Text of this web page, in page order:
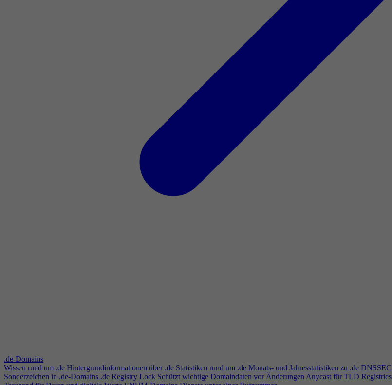
.de-Domains
Wissen rund um .de Hintergrundinformationen über .de Statistiken rund um .de Monats- und Jahresstatistiken zu .de DNSSEC
Sonderzeichen in .de-Domains .de Registry Lock Schützt wichtige Domaindaten vor ÄnderungenAnycast für TLD Registries